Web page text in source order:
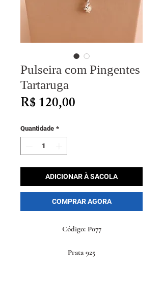
Pulseira com Pingentes
Tartaruga
R$ 120,00
Quantidade *
ADICIONAR À SACOLA
COMPRAR AGORA
Código: P077
Prata 925